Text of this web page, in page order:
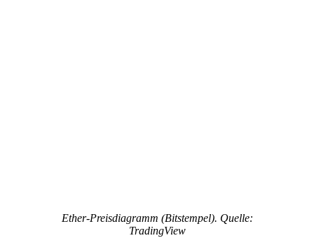
Ether-Preisdiagramm (Bitstempel). Quelle:
TradingView